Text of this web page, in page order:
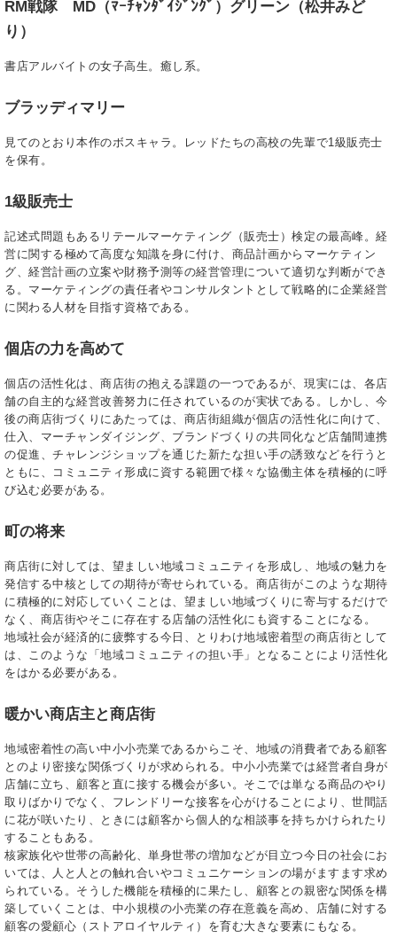
RM戦隊 MD（ﾏｰﾁｬﾝﾀﾞｲｼﾞﾝｸﾞ）グリーン（松井みど
り）
書店アルバイトの女子高生。癒し系。
ブラッディマリー
見てのとおり本作のボスキャラ。レッドたちの高校の先輩で1級販売士
を保有。
1級販売士
記述式問題もあるリテールマーケティング（販売士）検定の最高峰。経
営に関する極めて高度な知識を身に付け、商品計画からマーケティン
グ、経営計画の立案や財務予測等の経営管理について適切な判断ができ
る。マーケティングの責任者やコンサルタントとして戦略的に企業経営
に関わる人材を目指す資格である。
個店の力を高めて
個店の活性化は、商店街の抱える課題の一つであるが、現実には、各店
舗の自主的な経営改善努力に任されているのが実状である。しかし、今
後の商店街づくりにあたっては、商店街組織が個店の活性化に向けて、
仕入、マーチャンダイジング、ブランドづくりの共同化など店舗間連携
の促進、チャレンジショップを通じた新たな担い手の誘致などを行うと
ともに、コミュニティ形成に資する範囲で様々な協働主体を積極的に呼
び込む必要がある。
町の将来
商店街に対しては、望ましい地域コミュニティを形成し、地域の魅力を
発信する中核としての期待が寄せられている。商店街がこのような期待
に積極的に対応していくことは、望ましい地域づくりに寄与するだけで
なく、商店街やそこに存在する店舗の活性化にも資することになる。
地域社会が経済的に疲弊する今日、とりわけ地域密着型の商店街として
は、このような「地域コミュニティの担い手」となることにより活性化
をはかる必要がある。
暖かい商店主と商店街
地域密着性の高い中小小売業であるからこそ、地域の消費者である顧客
とのより密接な関係づくりが求められる。中小小売業では経営者自身が
店舗に立ち、顧客と直に接する機会が多い。そこでは単なる商品のやり
取りばかりでなく、フレンドリーな接客を心がけることにより、世間話
に花が咲いたり、ときには顧客から個人的な相談事を持ちかけられたり
することもある。
核家族化や世帯の高齢化、単身世帯の増加などが目立つ今日の社会にお
いては、人と人との触れ合いやコミュニケーションの場がますます求め
られている。そうした機能を積極的に果たし、顧客との親密な関係を構
築していくことは、中小規模の小売業の存在意義を高め、店舗に対する
顧客の愛顧心（ストアロイヤルティ）を育む大きな要素にもなる。